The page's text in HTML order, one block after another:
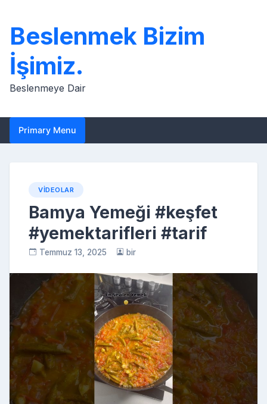
content
Beslenmek Bizim
İşimiz.
Beslenmeye Dair
Primary Menu
VIDEOLAR
Bamya Yemeği #keşfet
#yemektarifleri #tarif
Temmuz 13, 2025 bir